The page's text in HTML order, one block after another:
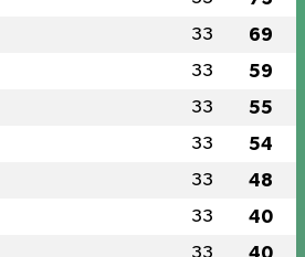
33 69
33 59
33 55
33 54
33 48
33 40